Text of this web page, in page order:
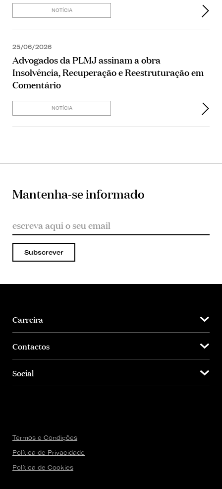
NOTÍCIA
25/06/2026
Advogados da PLMJ assinam a obra
Insolvência, Recuperação e Reestruturação em
Comentário
NOTÍCIA
Mantenha-se informado
Subscrever
Carreira
Contactos
Social
Termos e Condições
Política de Privacidade
Política de Cookies